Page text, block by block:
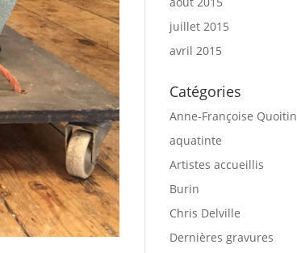
juillet 2015
avril 2015
Catégories
Anne-Françoise Quoitin
aquatinte
Artistes accueillis
Burin
Chris Delville
Dernières gravures